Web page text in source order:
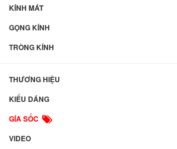
KÍNH MÁT
GỌNG KÍNH
TRÒNG KÍNH
THƯƠNG HIỆU
KIỂU DÁNG
GÍA SỐC
VIDEO